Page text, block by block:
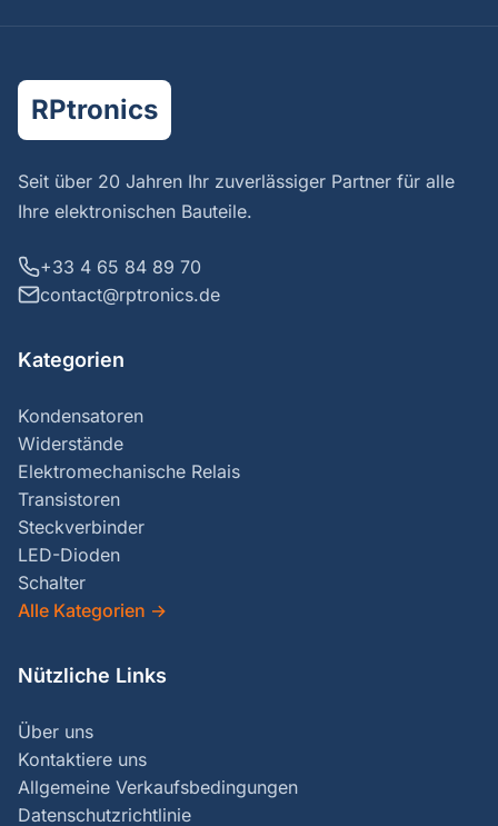
RPtronics
Seit über 20 Jahren Ihr zuverlässiger Partner für alle
Ihre elektronischen Bauteile.
+33 4 65 84 89 70
contact@rptronics.de
Kategorien
Kondensatoren
Widerstände
Elektromechanische Relais
Transistoren
Steckverbinder
LED-Dioden
Schalter
Alle Kategorien →
Nützliche Links
Über uns
Kontaktiere uns
Allgemeine Verkaufsbedingungen
Datenschutzrichtlinie